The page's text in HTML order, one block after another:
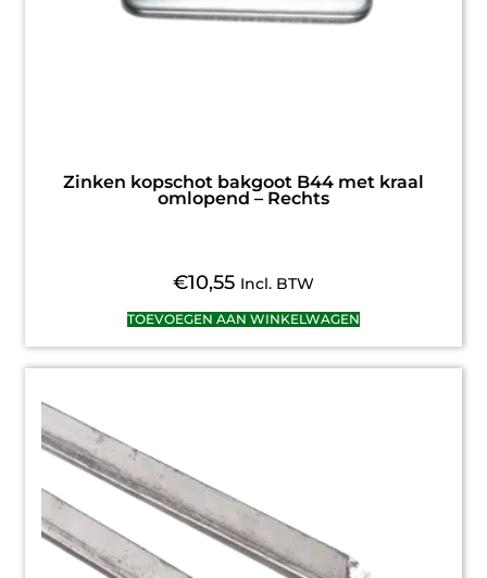
Zinken kopschot bakgoot B44 met kraal
omlopend – Rechts
€10,55 Incl. BTW
TOEVOEGEN AAN WINKELWAGEN